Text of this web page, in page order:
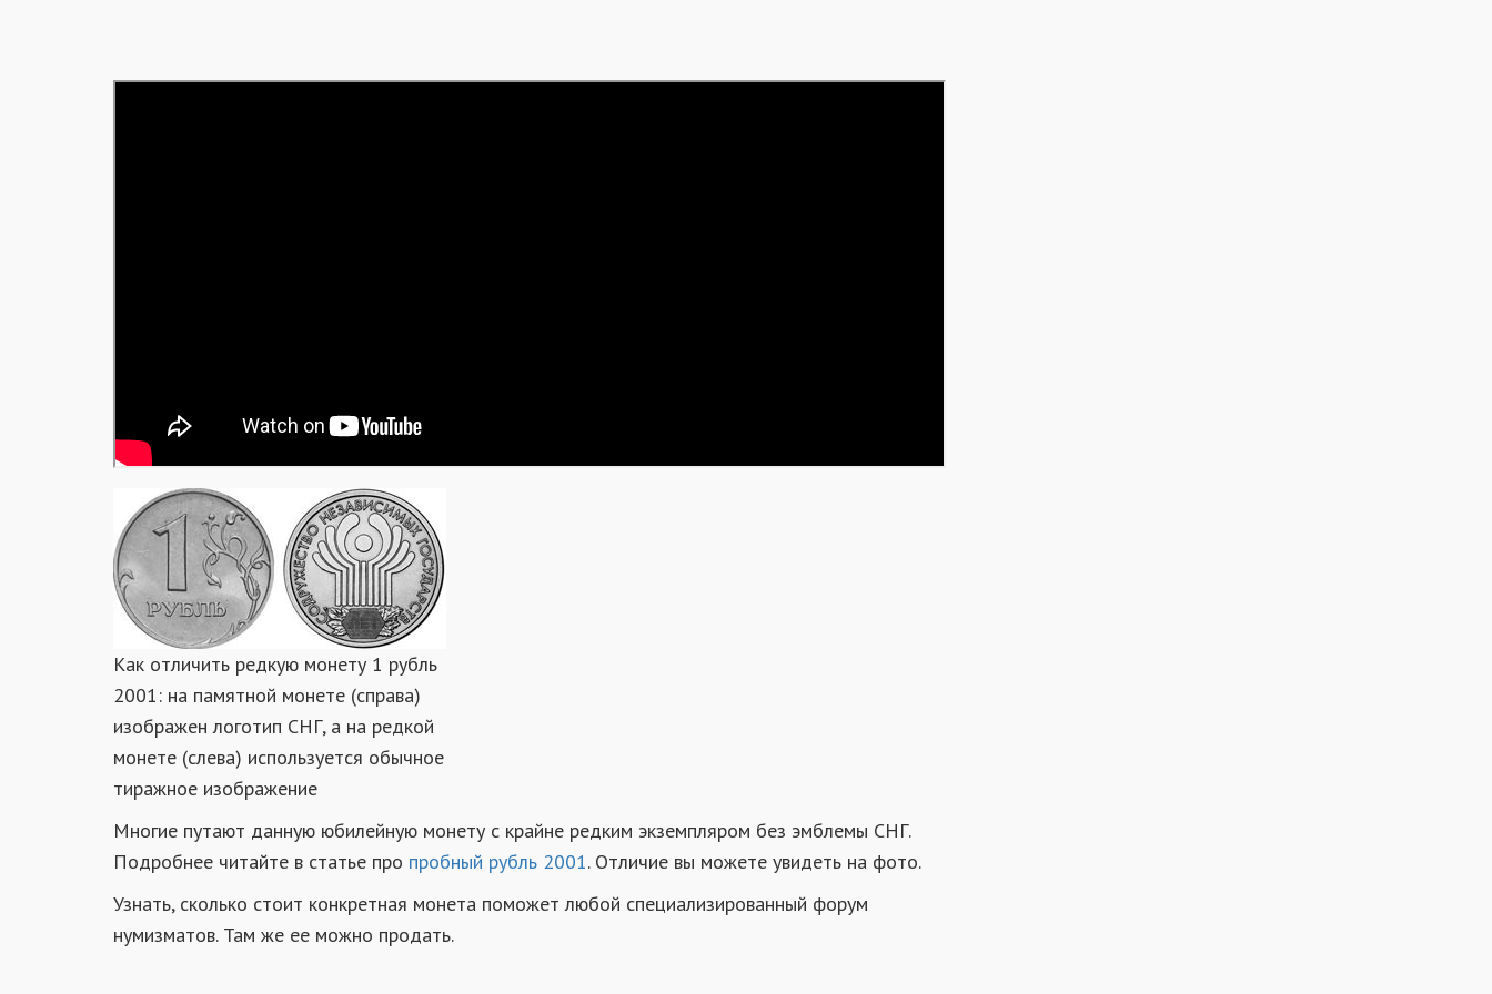
Как отличить редкую монету 1 рубль
2001: на памятной монете (справа)
изображен логотип СНГ, а на редкой
монете (слева) используется обычное
тиражное изображение
Многие путают данную юбилейную монету с крайне редким экземпляром без эмблемы СНГ.
Подробнее читайте в статье про пробный рубль 2001. Отличие вы можете увидеть на фото.
Узнать, сколько стоит конкретная монета поможет любой специализированный форум
нумизматов. Там же ее можно продать.